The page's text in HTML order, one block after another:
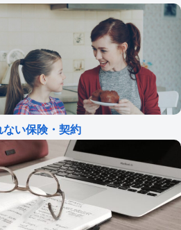
ない保険・契約